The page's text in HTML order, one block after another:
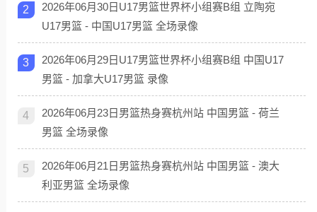
2
2026年06月30日U17男篮世界杯小组赛B组 立陶宛
U17男篮 - 中国U17男篮 全场录像
3
2026年06月29日U17男篮世界杯小组赛B组 中国U17
男篮 - 加拿大U17男篮 录像
4
2026年06月23日男篮热身赛杭州站 中国男篮 - 荷兰
男篮 全场录像
5
2026年06月21日男篮热身赛杭州站 中国男篮 - 澳大
利亚男篮 全场录像